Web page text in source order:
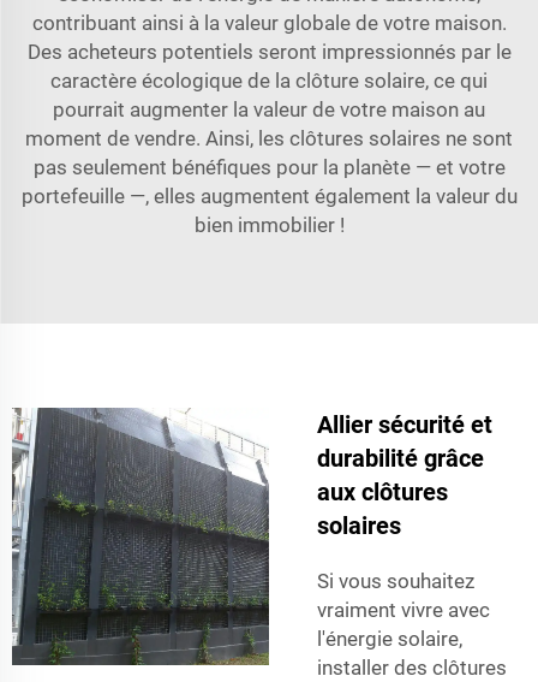
contribuant ainsi à la valeur globale de votre maison.
Des acheteurs potentiels seront impressionnés par le
caractère écologique de la clôture solaire, ce qui
pourrait augmenter la valeur de votre maison au
moment de vendre. Ainsi, les clôtures solaires ne sont
pas seulement bénéfiques pour la planète — et votre
portefeuille —, elles augmentent également la valeur du
bien immobilier !
Allier sécurité et
durabilité grâce
aux clôtures
solaires
Si vous souhaitez
vraiment vivre avec
l'énergie solaire,
installer des clôtures